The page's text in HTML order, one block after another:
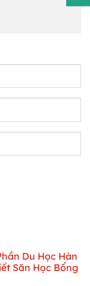
Du Học Hàn
Săn Học Bổng